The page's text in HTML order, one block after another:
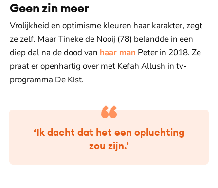
Geen zin meer
Vrolijkheid en optimisme kleuren haar karakter, zegt
ze zelf. Maar Tineke de Nooij (78) belandde in een
diep dal na de dood van haar man Peter in 2018. Ze
praat er openhartig over met Kefah Allush in tv-
programma De Kist.
‘Ik dacht dat het een opluchting
zou zijn.’